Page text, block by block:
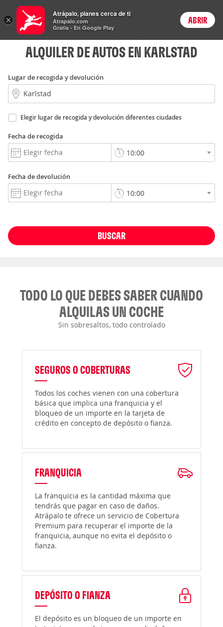
Rent
a Car Login
ALQUILER DE AUTOS EN KARLSTAD
Lugar de recogida y devolución
Elegir lugar de recogida y devolución diferentes ciudades
Fecha de recogida
Fecha de devolución
BUSCAR
TODO LO QUE DEBES SABER CUANDO
ALQUILAS UN COCHE
Sin sobresaltos, todo controlado
SEGUROS O COBERTURAS
Todos los coches vienen con una cobertura
básica que implica una franquicia y el
bloqueo de un importe en la tarjeta de
crédito en concepto de depósito o fianza.
FRANQUICIA
La franquicia es la cantidad máxima que
tendrás que pagar en caso de daños.
Atrápalo te ofrece un servicio de Cobertura
Premium para recuperar el importe de la
franquicia, aunque no evita el depósito o
fianza.
DEPÓSITO O FIANZA
El depósito es un bloqueo de un importe en
×
Atrápalo, planes cerca de ti
Atrapalo.com
Gratis - En Google Play
ABRIR